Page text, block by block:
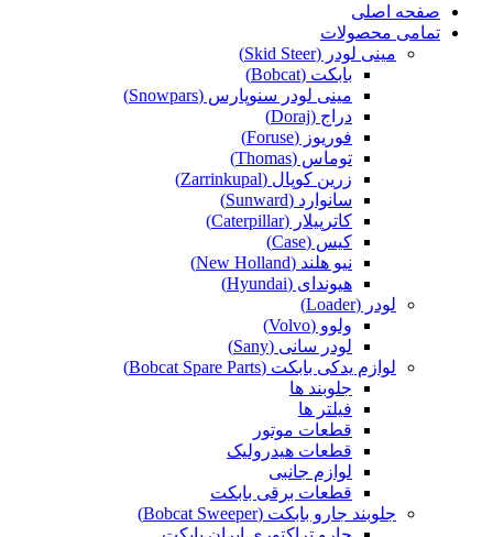
صفحه اصلی
تمامی محصولات
مینی لودر (Skid Steer)
بابکت (Bobcat)
مینی لودر سنوپارس (Snowpars)
دراج (Doraj)
فوریوز (Foruse)
توماس (Thomas)
زرین کوپال (Zarrinkupal)
سانوارد (Sunward)
کاترپیلار (Caterpillar)
کیس (Case)
نیو هلند (New Holland)
هیوندای (Hyundai)
لودر (Loader)
ولوو (Volvo)
لودر سانی (Sany)
لوازم یدکی بابکت (Bobcat Spare Parts)
جلوبند ها
فیلتر ها
قطعات موتور
قطعات هیدرولیک
لوازم جانبی
قطعات برقی بابکت
جلوبند جارو بابکت (Bobcat Sweeper)